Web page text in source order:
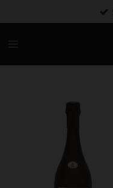
direct
hoofdinhoud